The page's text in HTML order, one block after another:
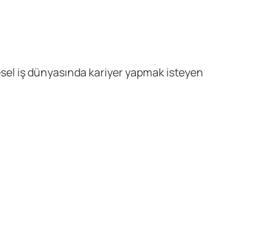
iş dünyasında kariyer yapmak isteyen